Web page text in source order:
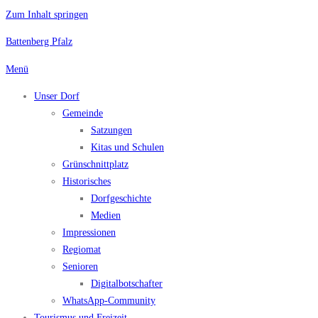
Zum Inhalt springen
Battenberg Pfalz
Menü
Unser Dorf
Gemeinde
Satzungen
Kitas und Schulen
Grünschnittplatz
Historisches
Dorfgeschichte
Medien
Impressionen
Regiomat
Senioren
Digitalbotschafter
WhatsApp-Community